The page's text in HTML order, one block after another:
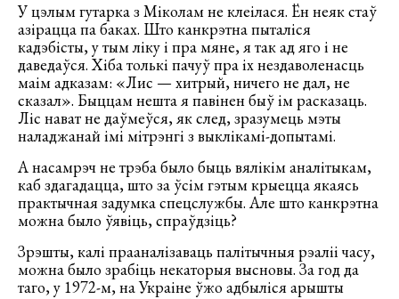
У цэлым гутарка з Міколам не клеілася. Ён неяк стаў
азірацца па баках. Што канкрэтна пыталіся
кадэбісты, у тым ліку і пра мяне, я так ад яго і не
даведаўся. Хіба толькі пачуў пра іх нездаволенасць
маім адказам: «Лис — хитрый, ничего не дал, не
сказал». Быццам нешта я павінен быў ім расказаць.
Ліс нават не даўмеўся, як след, зразумець мэты
наладжанай імі мітрэнгі з выклікамі-допытамі.
А насамрэч не трэба было быць вялікім аналітыкам,
каб здагадацца, што за ўсім гэтым крыецца якаясь
практычная задумка спецслужбы. Але што канкрэтна
можна было ўявіць, спраўдзіць?
Зрэшты, калі прааналізаваць палітычныя рэаліі часу,
можна было зрабіць некаторыя высновы. За год да
таго, у 1972-м, на Украіне ўжо адбыліся арышты